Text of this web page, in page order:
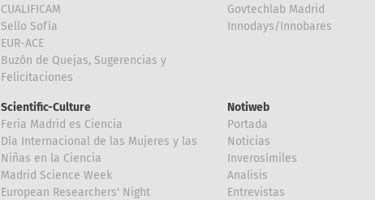
CUALIFICAM
Sello Sofía
EUR-ACE
Buzón de Quejas, Sugerencias y
Felicitaciones
Govtechlab Madrid
Innodays/Innobares
Scientific-Culture
Feria Madrid es Ciencia
Día Internacional de las Mujeres y las
Niñas en la Ciencia
Madrid Science Week
European Researchers' Night
Notiweb
Portada
Noticias
Inverosímiles
Analisis
Entrevistas